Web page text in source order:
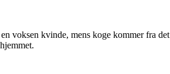
voksen kvinde, mens koge kommer fra